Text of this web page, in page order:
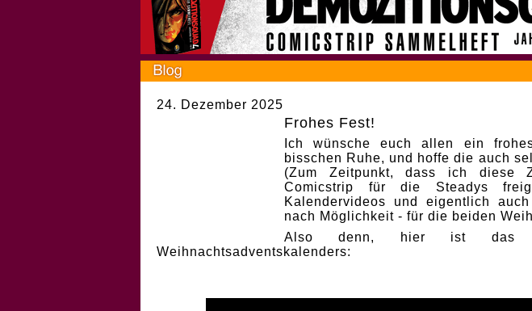
24. Dezember 2025
Frohes Fest!
Ich wünsche euch allen ein
bisschen Ruhe, und hoffe die auch
(Zum Zeitpunkt, dass ich diese
Comicstrip für die Steadys
Kalendervideos und eigentlich
nach Möglichkeit - für die beiden
Also denn, hier ist das
Weihnachtsadventskalenders: